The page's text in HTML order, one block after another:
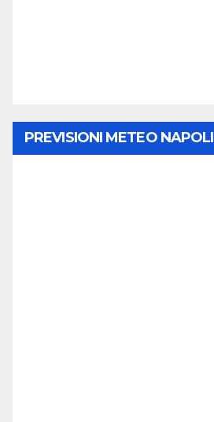
PREVISIONI METEO NAPOLI